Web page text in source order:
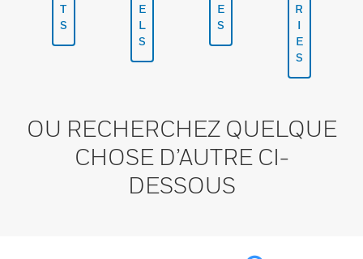
T
S
E
L
S
E
S
R
I
E
S
OU RECHERCHEZ QUELQUE
CHOSE D’AUTRE CI-
DESSOUS